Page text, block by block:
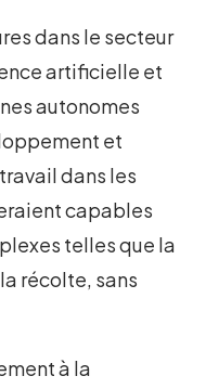
dans le secteur
artificielle et
autonomes
et
dans les
capables
telles que la
récolte, sans
à la